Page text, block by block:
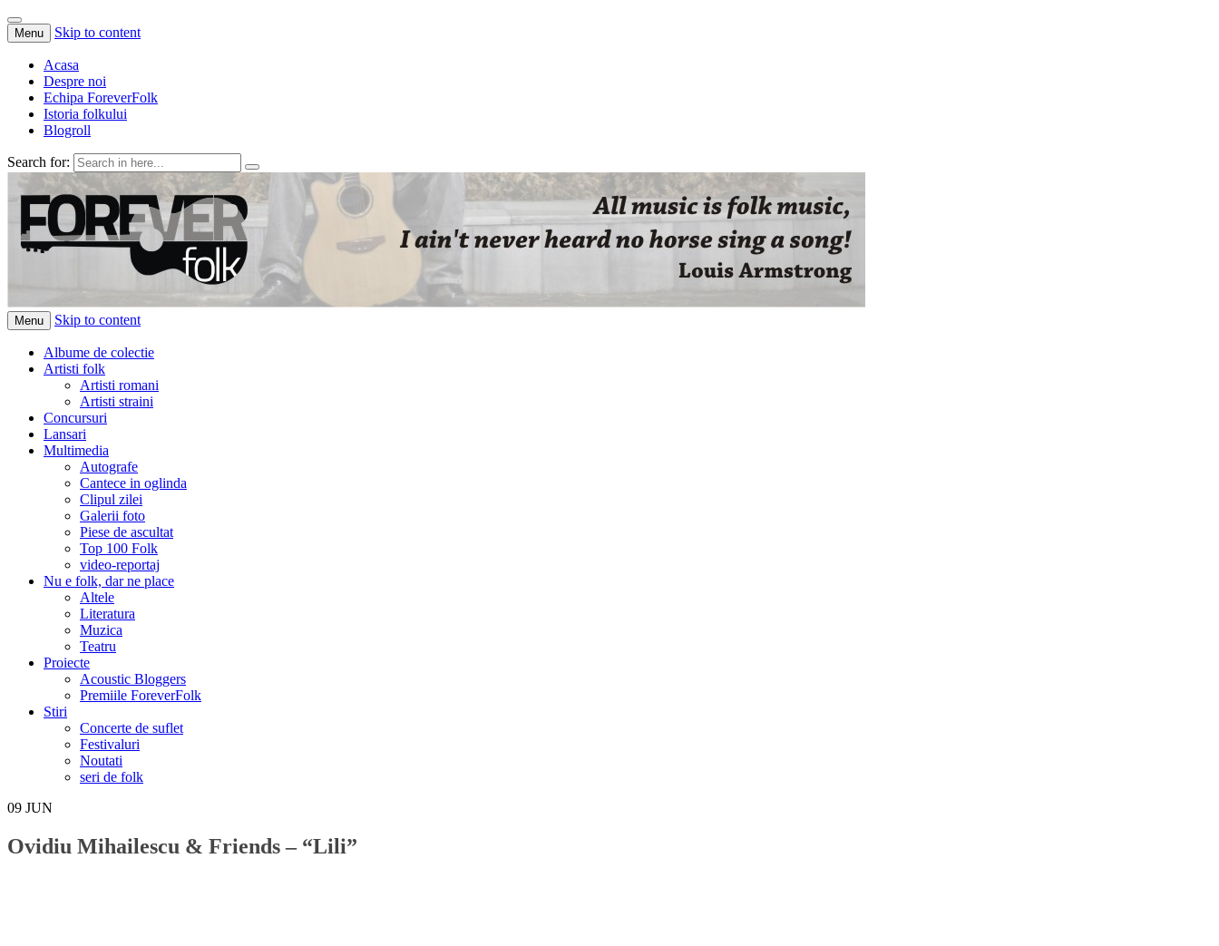
Menu Skip to content
Acasa
Despre noi
Echipa ForeverFolk
Istoria folkului
Blogroll
Search for:
ForeverFolk
Muzica sufletului tau
Menu Skip to content
Albume de colectie
Artisti folk
Artisti romani
Artisti straini
Concursuri
Lansari
Multimedia
Autografe
Cantece in oglinda
Clipul zilei
Galerii foto
Piese de ascultat
Top 100 Folk
video-reportaj
Nu e folk, dar ne place
Altele
Literatura
Muzica
Teatru
Proiecte
Acoustic Bloggers
Premiile ForeverFolk
Stiri
Concerte de suflet
Festivaluri
Noutati
seri de folk
09 JUN
Ovidiu Mihailescu & Friends – “Lili”